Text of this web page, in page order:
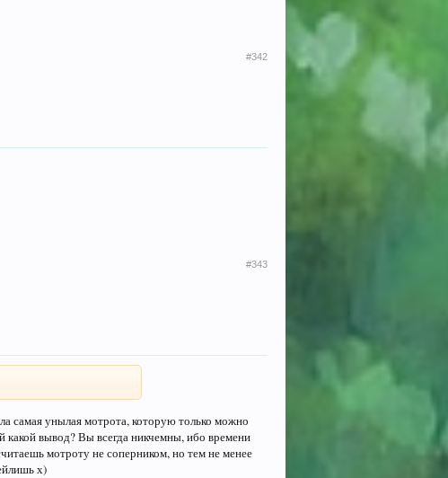
#342
#343
самая унылая мотрота, которую только можно
какой вывод? Вы всегда никчемны, ибо времени
мотроту не соперником, но тем не менее
х)